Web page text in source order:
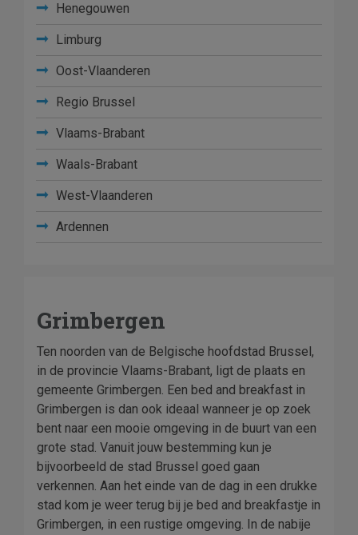
Henegouwen
Limburg
Oost-Vlaanderen
Regio Brussel
Vlaams-Brabant
Waals-Brabant
West-Vlaanderen
Ardennen
Grimbergen
Ten noorden van de Belgische hoofdstad Brussel,
in de provincie Vlaams-Brabant, ligt de plaats en
gemeente Grimbergen. Een bed and breakfast in
Grimbergen is dan ook ideaal wanneer je op zoek
bent naar een mooie omgeving in de buurt van een
grote stad. Vanuit jouw bestemming kun je
bijvoorbeeld de stad Brussel goed gaan
verkennen. Aan het einde van de dag in een drukke
stad kom je weer terug bij je bed and breakfastje in
Grimbergen, in een rustige omgeving. In de nabije